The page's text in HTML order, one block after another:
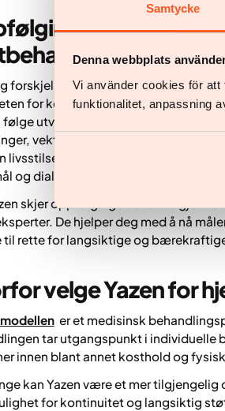
Samtycke
Denna webbplats
Vi använder cookies för att
funktionalitet, anpassning
og støtte –
forskjell mellom å gå ned i vekt på
for kontinuerlig oppfølging.
følge utviklingen over tid, justere
vektplatåer eller manglende
livsstilsendringer og behandling
og dialog rundt egen behandling.
skjer oppfølgingen over tid
De hjelper deg med å nå
til rette for langsiktige og
velge Yazen for
er et medisinsk
tar utgangspunkt i individuelle
innen blant annet kosthold og
kan Yazen være et mer
for kontinuitet og langsiktig